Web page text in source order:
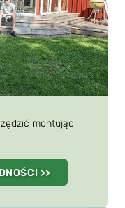
montując
>>